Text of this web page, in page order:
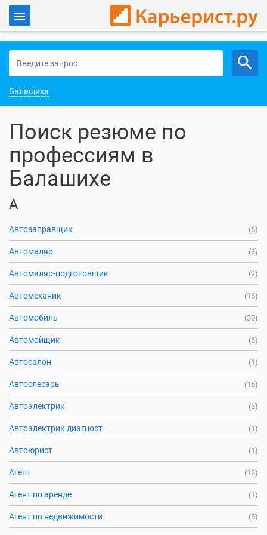
Работа в Балашихе
Балашиха
Поиск резюме по
профессиям в
Балашихе
А
Автозаправщик (5)
Автомаляр (3)
Автомаляр-подготовщик (2)
Автомеханик (16)
Автомобиль (30)
Автомойщик (6)
Автосалон (1)
Автослесарь (16)
Автоэлектрик (3)
Автоэлектрик диагност (1)
Автоюрист (1)
Агент (12)
Агент по аренде (1)
Агент по недвижимости (5)